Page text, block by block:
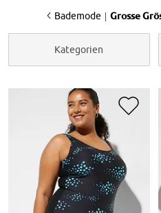
<Bademode | Grosse
Kategorien